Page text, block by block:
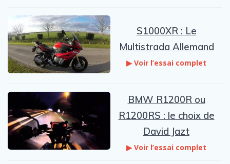
S1000XR : Le
Multistrada Allemand
▶ Voir l’essai complet
BMW R1200R ou
R1200RS : le choix de
David Jazt
▶ Voir l’essai complet